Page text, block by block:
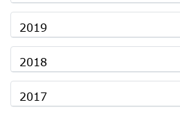
2019
2018
2017